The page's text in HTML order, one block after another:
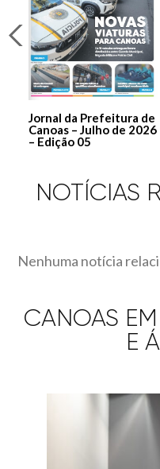
Jornal da Prefeitura de
Canoas – Julho de 2026
– Edição 05
NOTÍCIAS
Nenhuma notícia
CANOAS
E